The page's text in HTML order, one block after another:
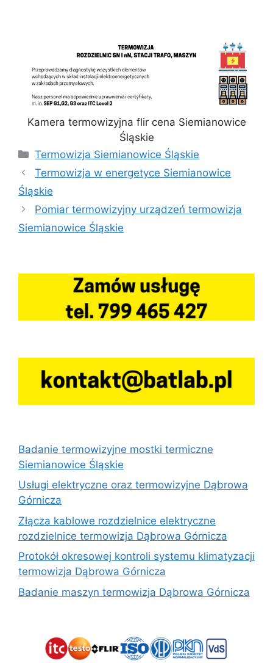
Kamera termowizyjna flir cena Siemianowice
Śląskie
Kategorie
Termowizja Siemianowice Śląskie
Termowizja w energetyce Siemianowice
Śląskie
Pomiar termowizyjny urządzeń termowizja
Siemianowice Śląskie
Badanie termowizyjne mostki termiczne
Siemianowice Śląskie
Usługi elektryczne oraz termowizyjne Dąbrowa
Górnicza
Złącza kablowe rozdzielnice elektryczne
rozdzielnice termowizja Dąbrowa Górnicza
Protokół okresowej kontroli systemu klimatyzacji
termowizja Dąbrowa Górnicza
Badanie maszyn termowizja Dąbrowa Górnicza